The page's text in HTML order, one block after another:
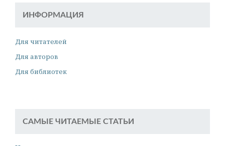
ИНФОРМАЦИЯ
Для читателей
Для авторов
Для библиотек
САМЫЕ ЧИТАЕМЫЕ СТАТЬИ